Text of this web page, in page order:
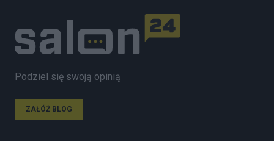
Podziel się swoją opinią
ZAŁÓŻ BLOG